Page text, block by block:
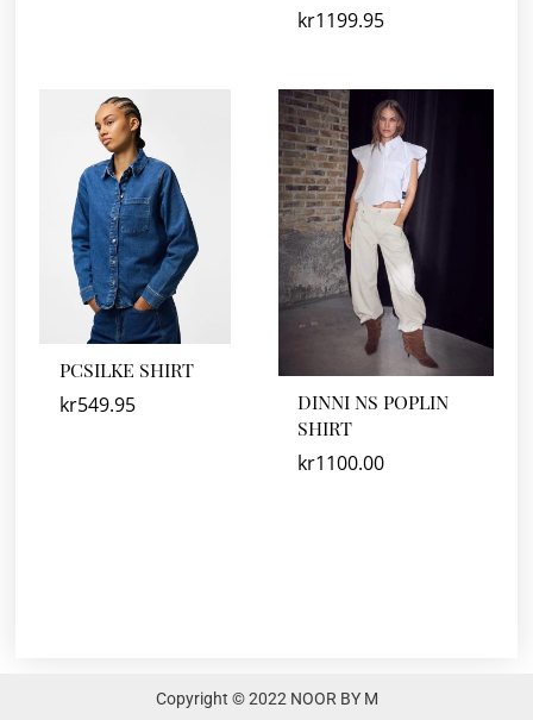
kr1199.95
PCSILKE SHIRT
kr549.95
DINNI NS POPLIN
SHIRT
kr1100.00
Copyright © 2022 NOOR BY M